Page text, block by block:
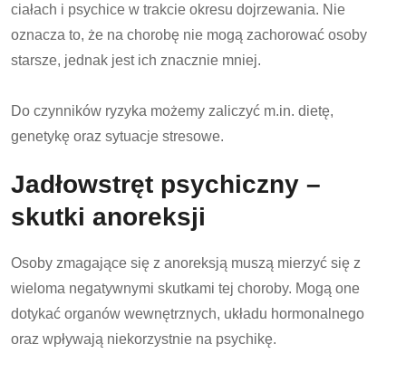
ciałach i psychice w trakcie okresu dojrzewania. Nie
oznacza to, że na chorobę nie mogą zachorować osoby
starsze, jednak jest ich znacznie mniej.
Do czynników ryzyka możemy zaliczyć m.in. dietę,
genetykę oraz sytuacje stresowe.
Jadłowstręt psychiczny –
skutki anoreksji
Osoby zmagające się z anoreksją muszą mierzyć się z
wieloma negatywnymi skutkami tej choroby. Mogą one
dotykać organów wewnętrznych, układu hormonalnego
oraz wpływają niekorzystnie na psychikę.